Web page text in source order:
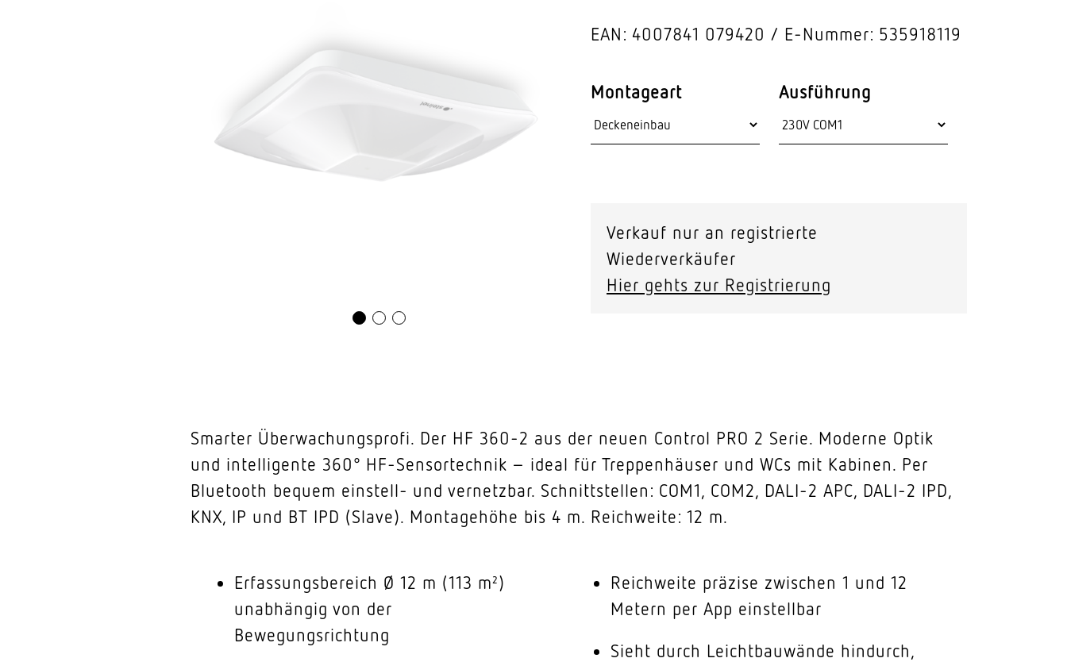
System­kom­po­nenten
EAN: 4007841 079420 E-Nummer: 535918119
Montageart Ausführung
Verkauf nur an registrierte
Wiederverkäufer
Hier gehts zur Registrierung
Smarter Überwachungsprofi. Der HF 360-2 aus der neuen Control PRO 2 Serie. Moderne Optik
und intelligente 360° HF-Sensortechnik – ideal für Treppenhäuser und WCs mit Kabinen. Per
Bluetooth bequem einstell- und vernetzbar. Schnittstellen: COM1, COM2, DALI-2 APC, DALI-2 IPD,
KNX, IP und BT IPD (Slave). Montagehöhe bis 4 m. Reichweite: 12 m.
Erfassungsbereich Ø 12 m (113 m²)
unabhängig von der
Bewegungsrichtung
Reichweite präzise zwischen 1 und 12
Metern per App einstellbar
Sieht durch Leichtbauwände hindurch,